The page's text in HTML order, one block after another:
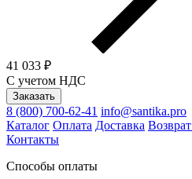
41 033 ₽
С учетом НДС
Заказать
8 (800) 700-62-41 info@santika.pro
Каталог Оплата Доставка
Контакты
Способы оплаты